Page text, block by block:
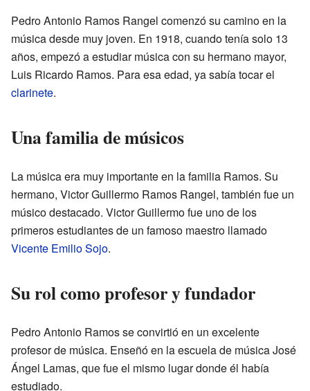
Pedro Antonio Ramos Rangel comenzó su camino en la
música desde muy joven. En 1918, cuando tenía solo 13
años, empezó a estudiar música con su hermano mayor,
Luis Ricardo Ramos. Para esa edad, ya sabía tocar el
clarinete.
Una familia de músicos
La música era muy importante en la familia Ramos. Su
hermano, Victor Guillermo Ramos Rangel, también fue un
músico destacado. Victor Guillermo fue uno de los
primeros estudiantes de un famoso maestro llamado
Vicente Emilio Sojo.
Su rol como profesor y fundador
Pedro Antonio Ramos se convirtió en un excelente
profesor de música. Enseñó en la escuela de música José
Ángel Lamas, que fue el mismo lugar donde él había
estudiado.